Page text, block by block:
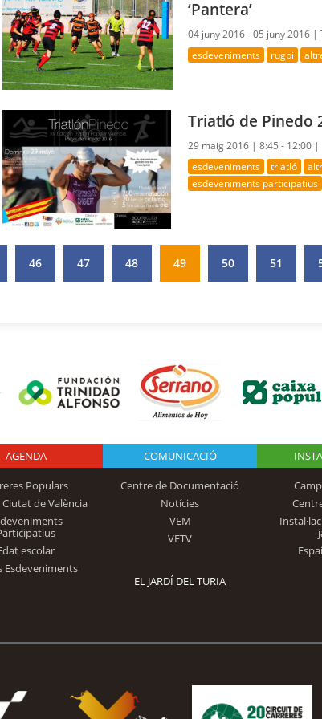
‘Pantera’
04 juny 2016 - 05 juny 2016 |
esdeveniments rugbi
Triatló de Pinedo
29 maig 2016 |8:45 - 12:00 |
esdeveniments triatló
esdeveniments participatius
46 47 48 49 50 51
Logo Fundación
Trinidad Alfonso
AGENDA
Populars
de València
escolar
Esdeveniments
COMUNICACIÓ
Centre de Documentació
Notícies
VEM
VETV
EL JARDÍ DEL TURIA